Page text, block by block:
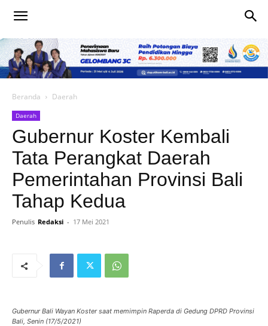
Beranda Daerah
Daerah
Gubernur Koster Kembali
Tata Perangkat Daerah
Pemerintahan Provinsi Bali
Tahap Kedua
Penulis Redaksi - 17 Mei 2021
Gubernur Bali Wayan Koster saat memimpin Raperda di Gedung DPRD Provinsi
Bali, Senin (17/5/2021)